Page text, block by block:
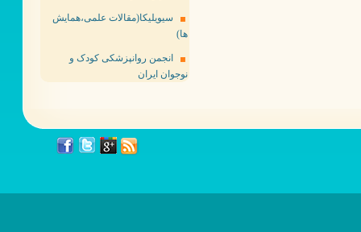
سیویلیکا(مقالات علمی،همایش
ها)
انجمن روانپزشکی کودک و
نوجوان ایران